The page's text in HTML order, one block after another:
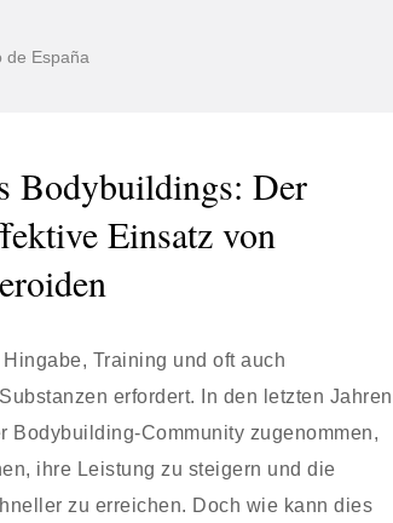
de España
Bodybuildings: Der
Einsatz von
Training und oft auch
erfordert. In den letzten Jahren
Bodybuilding-Community zugenommen,
ihre Leistung zu steigern und die
zu erreichen. Doch wie kann dies